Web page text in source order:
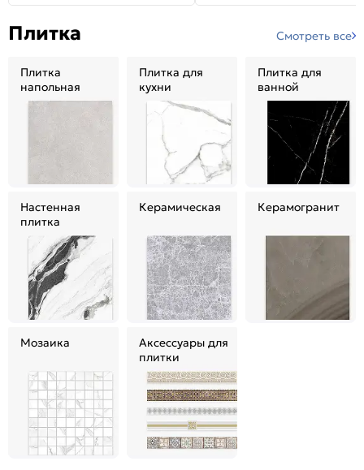
Плитка Смотреть все
Плитка
напольная
Плитка для
кухни
Плитка для
ванной
Настенная
плитка
Керамическая Керамогранит
Мозаика
Аксессуары для
плитки